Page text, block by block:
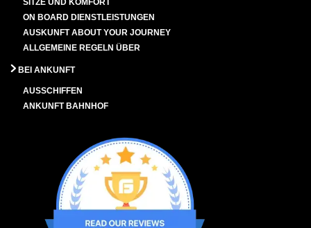
SITZE UND KOMFORT
ON BOARD DIENSTLEISTUNGEN
AUSKUNFT ABOUT YOUR JOURNEY
ALLGEMEINE REGELN ÜBER
BEI ANKUNFT
AUSSCHIFFEN
ANKUNFT BAHNHOF